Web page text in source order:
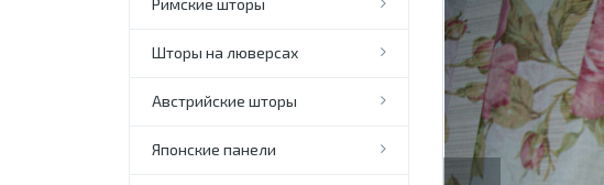
Римские шторы
Шторы на люверсах
Австрийские шторы
Японские панели
Previous